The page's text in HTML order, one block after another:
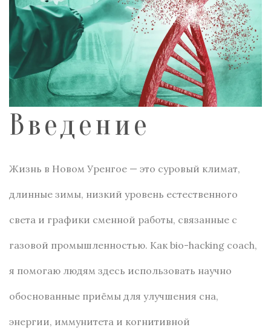
Введение
Жизнь в Новом Уренгое — это суровый климат,
длинные зимы, низкий уровень естественного
света и графики сменной работы, связанные с
газовой промышленностью. Как bio-hacking coach,
я помогаю людям здесь использовать научно
обоснованные приёмы для улучшения сна,
энергии, иммунитета и когнитивной